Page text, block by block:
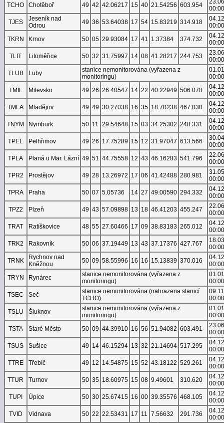
TCHO Chotěboř 49 42 42.06217 15 40 21.54256 603.954
00:00
TJES
Jeseník nad
Odrou
49 36 53.64038 17 54 15.83219 314.918
00:00
TKRN
Krnov 50 05 29.93084 17 41 1.37384 374.732
00:00
TLIT
Litoměřice 50 32 31.75997 14 08 41.28217 244.753
00:00
TLUB
Luby
stanice nemonitorována (vyřazena z
monitoringu)
00:00
TMIL
Milevsko 49 26 26.40547 14 22 40.22949 506.078
00:00
TMLA
Mladějov 49 49 30.27038 16 35 18.70238 467.030
00:00
TNYM
Nymburk 50 11 29.54648 15 03 34.25302 248.331
00:00
TPEL
Pelhřimov 49 26 17.75289 15 12 31.97047 613.566
00:00
TPLA
Planá u Mar. Lázní 49 51 44.75558 12 43 46.16283 541.796
00:00
TPR2
Prostějov 49 28 13.26972 17 06 41.42488 280.981
00:00
TPRA
Praha 50 07 5.05736 14 27 49.00590 294.332
00:00
TPZ2
Plzeň 49 43 57.09898 13 18 46.41203 455.247
00:00
TRAT
Ratíškovice 48 55 27.60466 17 09 38.83183 265.012
00:00
TRK2
Rakovník 50 06 37.19449 13 43 37.17376 427.767
00:00
TRNK
Rychnov nad
Kněžnou
50 09 58.55996 16 16 15.13839 370.016
00:00
TRYN
Rynárec
stanice nemonitorována (vyřazena z
monitoringu)
00:00
TSEC
Seč
stanice nemonitorována (nahrazena stanicí
TCHO)
00:00
TSLU
Šluknov
stanice nemonitorována (vyřazena z
monitoringu)
00:00
TSTA
Staré Město 50 09 44.39910 16 56 51.94082 603.491
00:00
TSUS
Sušice 49 14 46.15294 13 32 21.14694 517.295
00:00
TTRE
Třebíč 49 12 14.54875 15 52 43.18122 529.261
00:00
TTUR
Turnov 50 35 18.60975 15 08 9.49601 310.620
00:00
TUPI
Úpice 50 30 25.67415 16 00 39.35576 468.105
00:00
TVID
Vidnava 50 22 22.53431 17 11 7.56632 291.736
00:00